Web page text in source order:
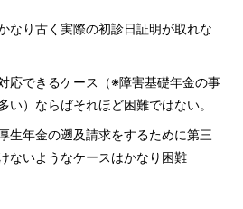
なり古く実際の初診日証明が取れな
応できるケース（※障害基礎年金の事
い）ならばそれほど困難ではない。
生年金の遡及請求をするために第三
ないようなケースはかなり困難